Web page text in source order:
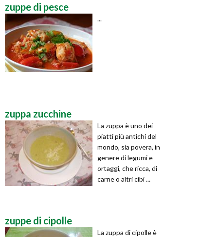
zuppe di pesce
...
zuppa zucchine
La zuppa è uno dei
piatti più antichi del
mondo, sia povera, in
genere di legumi e
ortaggi, che ricca, di
carne o altri cibi ...
zuppe di cipolle
La zuppa di cipolle è